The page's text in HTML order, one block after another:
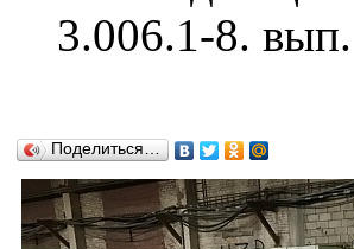
3.006.1-8.
Поделиться…